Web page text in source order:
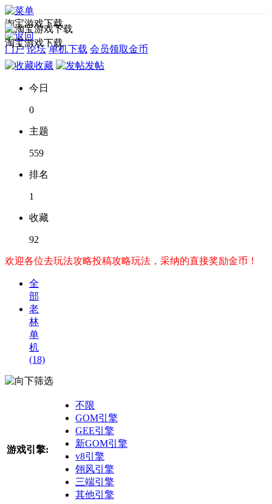
淘宝游戏下载
门户 论坛 单机下载 会员领取金币
淘宝游戏下载
收藏 发帖
今日
0
主题
559
排名
1
收藏
92
欢迎各位去玩法攻略投稿攻略玩法，采纳的直接奖励金币！
全
部
老
林
单
机
(18)
筛选
游戏引擎:
不限
GOM引擎
GEE引擎
新GOM引擎
v8引擎
翎风引擎
三端引擎
其他引擎